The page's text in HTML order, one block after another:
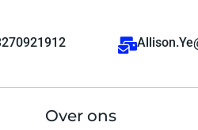
Over ons